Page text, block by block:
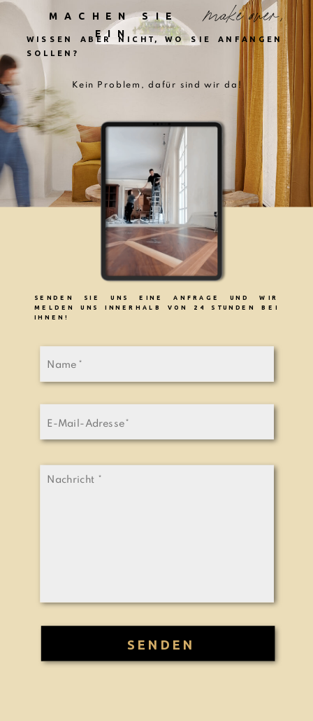
SENDEN
SENDEN SIE UNS EINE ANFRAGE UND WIR
MELDEN UNS INNERHALB VON 24 STUNDEN BEI
IHNEN!
MACHEN SIE
EIN
make over,
WISSEN ABER NICHT, WO SIE ANFANGEN
SOLLEN?
Kein Problem, dafür sind wir da!